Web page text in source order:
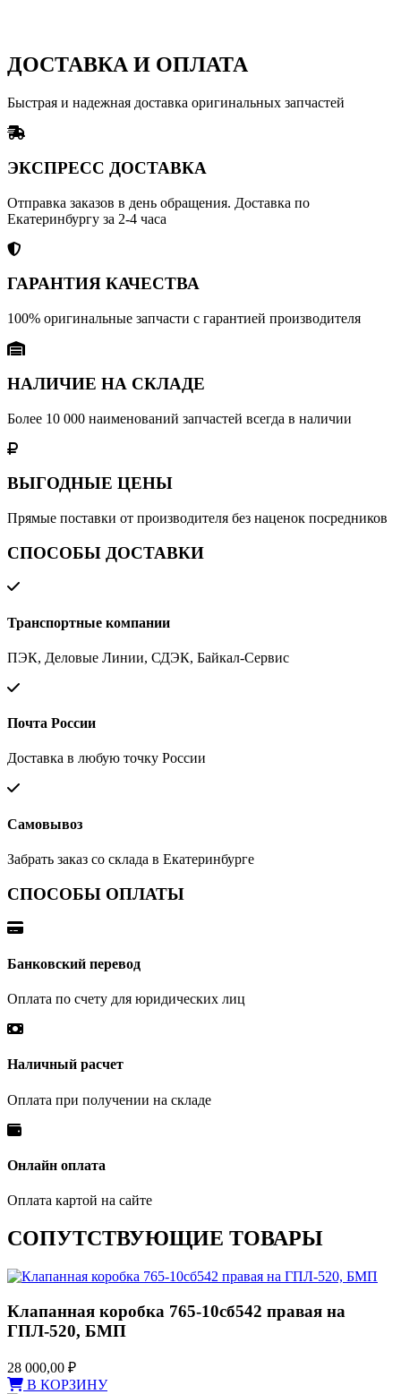
ДОСТАВКА И ОПЛАТА
Быстрая и надежная доставка оригинальных запчастей
ЭКСПРЕСС ДОСТАВКА
Отправка заказов в день обращения. Доставка по
Екатеринбургу за 2-4 часа
ГАРАНТИЯ КАЧЕСТВА
100% оригинальные запчасти с гарантией производителя
НАЛИЧИЕ НА СКЛАДЕ
Более 10 000 наименований запчастей всегда в наличии
ВЫГОДНЫЕ ЦЕНЫ
Прямые поставки от производителя без наценок посредников
СПОСОБЫ ДОСТАВКИ
Транспортные компании
ПЭК, Деловые Линии, СДЭК, Байкал-Сервис
Почта России
Доставка в любую точку России
Самовывоз
Забрать заказ со склада в Екатеринбурге
СПОСОБЫ ОПЛАТЫ
Банковский перевод
Оплата по счету для юридических лиц
Наличный расчет
Оплата при получении на складе
Онлайн оплата
Оплата картой на сайте
СОПУТСТВУЮЩИЕ ТОВАРЫ
Клапанная коробка 765-10сб542 правая на
ГПЛ-520, БМП
28 000,00 ₽
В КОРЗИНУ